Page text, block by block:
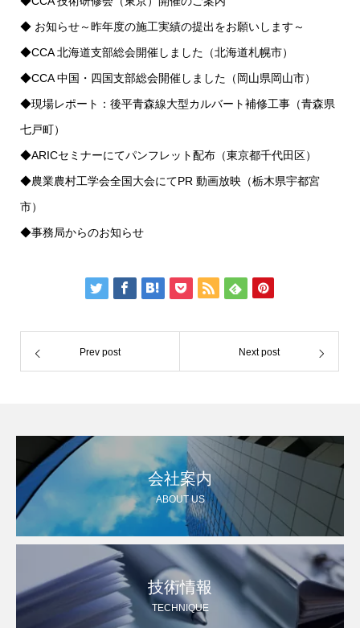
◆ お知らせ～昨年度の施工実績の提出をお願いします～
◆CCA 北海道支部総会開催しました（北海道札幌市）
◆CCA 中国・四国支部総会開催しました（岡山県岡山市）
◆現場レポート：後平青森線大型カルバート補修工事（青森県
七戸町）
◆ARICセミナーにてパンフレット配布（東京都千代田区）
◆農業農村工学会全国大会にてPR 動画放映（栃木県宇都宮
市）
◆事務局からのお知らせ
Prev post Next post
会社案内
ABOUT US
技術情報
TECHNIQUE